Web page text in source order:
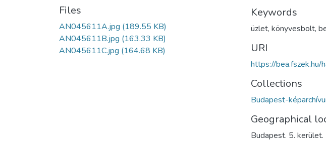
Files
AN045611A.jpg (189.55 KB)
AN045611B.jpg (163.33 KB)
AN045611C.jpg (164.68 KB)
Keywords
üzlet, könyvesbolt,
URI
https://
Collections
Budapest-
Geographical
Budapest. 5.